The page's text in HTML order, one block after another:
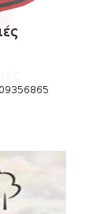
το Νίκη
21:00